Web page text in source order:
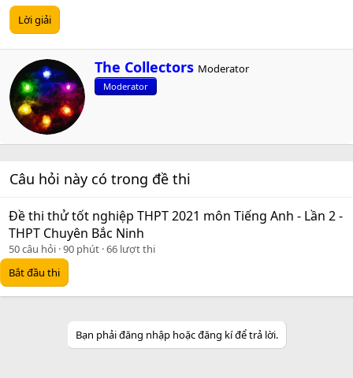
Lời giải
W
r
i
n
y
The Collectors Moderator
Moderator
Câu hỏi này có trong đề thi
Đề thi thử tốt nghiệp THPT 2021 môn Tiếng Anh - Lần 2 -
THPT Chuyên Bắc Ninh
50 câu hỏi 90 phút 66 lượt thi
Bắt đầu thi
Bạn phải đăng nhập hoặc đăng kí để trả lời.